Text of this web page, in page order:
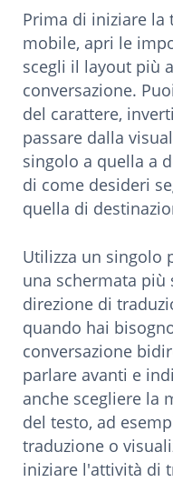
Prima di iniziare la
mobile, apri le
scegli il layout più
conversazione.
del carattere,
passare dalla
singolo a quella a
di come desideri
quella di
Utilizza un singolo
una schermata più
direzione di
quando hai
conversazione
parlare avanti e
anche scegliere la
del testo, ad
traduzione o
iniziare l'attività di